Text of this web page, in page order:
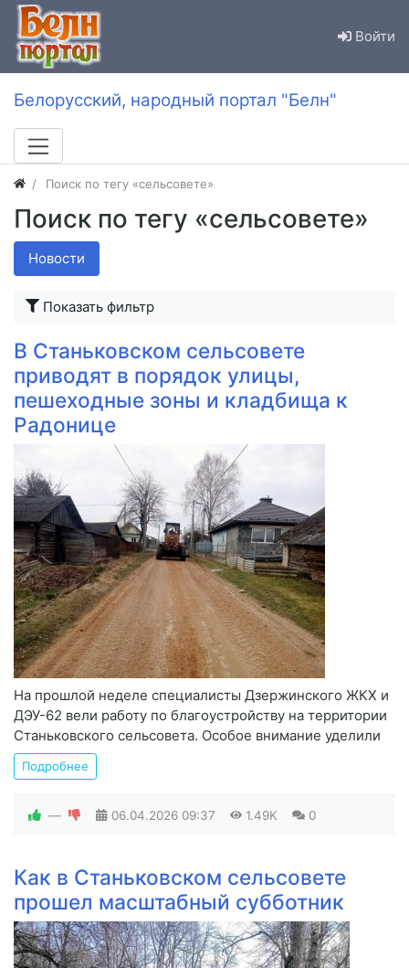
Войти
Белорусский, народный портал "Белн"
Поиск по тегу «сельсовете»
Поиск по тегу «сельсовете»
Новости
Показать фильтр
В Станьковском сельсовете
приводят в порядок улицы,
пешеходные зоны и кладбища к
Радонице
На прошлой неделе специалисты Дзержинского ЖКХ и
ДЭУ-62 вели работу по благоустройству на территории
Станьковского сельсовета. Особое внимание уделили
Подробнее
— 06.04.2026 09:37 1.49K 0
Как в Станьковском сельсовете
прошел масштабный субботник